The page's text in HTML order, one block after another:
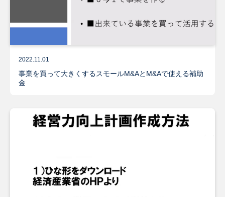
2022.11.01
事業を買って大きくするスモールM&AとM&Aで使える補助
金